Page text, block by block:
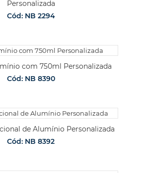
Personalizada
Cód: NB 2294
com 750ml Personalizada
Cód: NB 8390
de Alumínio Personalizada
Cód: NB 8392